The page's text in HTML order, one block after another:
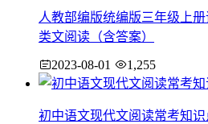
人教部编版统编版三年级上册
类文阅读（含答案）
2023-08-01 1,255
初中语文现代文阅读常考知